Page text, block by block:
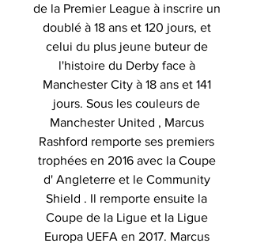
de la Premier League à inscrire un
doublé à 18 ans et 120 jours, et
celui du plus jeune buteur de
l'histoire du Derby face à
Manchester City à 18 ans et 141
jours. Sous les couleurs de
Manchester United , Marcus
Rashford remporte ses premiers
trophées en 2016 avec la Coupe
d' Angleterre et le Community
Shield . Il remporte ensuite la
Coupe de la Ligue et la Ligue
Europa UEFA en 2017. Marcus